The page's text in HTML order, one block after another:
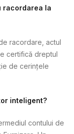
racordarea la
racordare, actul
certifică dreptul
de cerințele
inteligent?
contului de